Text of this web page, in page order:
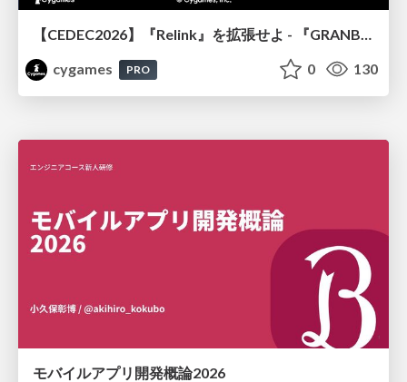
【CEDEC2026】『Relink』を拡張せよ - 『GRANBLUE FANTASY: Relink - Endless Ragnarok』の開発速度と品質を守るCI運用
cygames
PRO 0 130
モバイルアプリ開発概論2026